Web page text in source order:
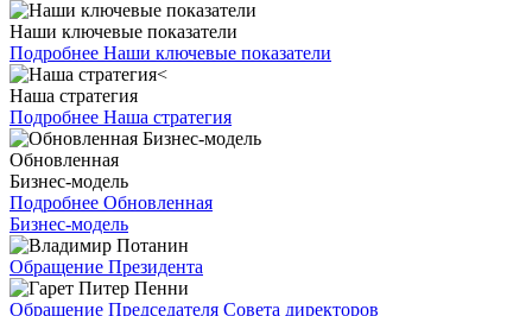
Наши ключевые показатели
Подробнее Наши ключевые показатели
Наша стратегия
Подробнее Наша стратегия
Обновленная
Бизнес-модель
Подробнее Обновленная
Бизнес-модель
Обращение Президента
Обращение Председателя Совета директоров